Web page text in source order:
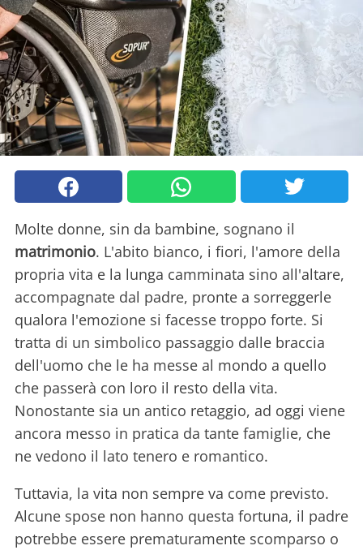
Molte donne, sin da bambine, sognano il
matrimonio. L'abito bianco, i fiori, l'amore della
propria vita e la lunga camminata sino all'altare,
accompagnate dal padre, pronte a sorreggerle
qualora l'emozione si facesse troppo forte. Si
tratta di un simbolico passaggio dalle braccia
dell'uomo che le ha messe al mondo a quello
che passerà con loro il resto della vita.
Nonostante sia un antico retaggio, ad oggi viene
ancora messo in pratica da tante famiglie, che
ne vedono il lato tenero e romantico.
Tuttavia, la vita non sempre va come previsto.
Alcune spose non hanno questa fortuna, il padre
potrebbe essere prematuramente scomparso o